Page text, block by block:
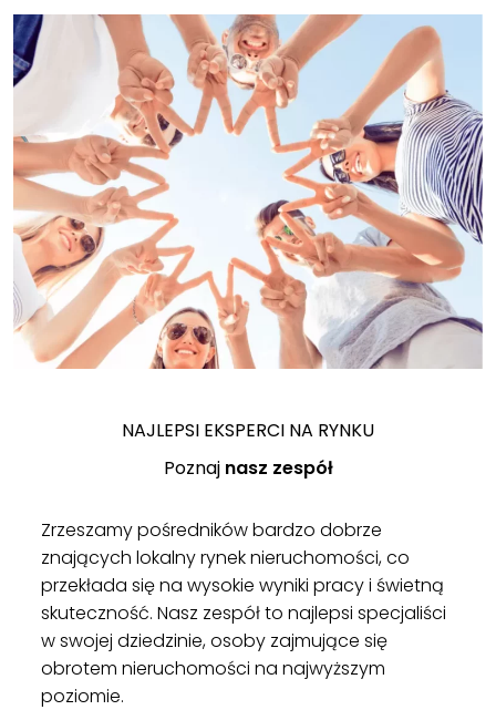
NAJLEPSI EKSPERCI NA RYNKU
Poznaj nasz zespół
Zrzeszamy pośredników bardzo dobrze
znających lokalny rynek nieruchomości, co
przekłada się na wysokie wyniki pracy i świetną
skuteczność. Nasz zespół to najlepsi specjaliści
w swojej dziedzinie, osoby zajmujące się
obrotem nieruchomości na najwyższym
poziomie.